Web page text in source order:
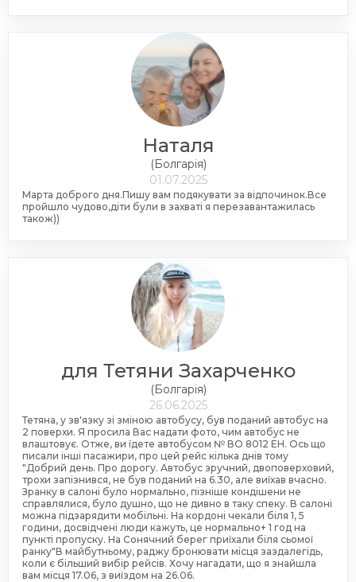
Наталя
(Болгарія)
01.07.2025
Марта доброго дня.Пишу вам подякувати за відпочинок.Все
пройшло чудово,діти були в захваті я перезавантажилась
також))
для Тетяни Захарченко
(Болгарія)
26.06.2025
Тетяна, у зв'язку зі зміною автобусу, був поданий автобус на
2 поверхи. Я просила Вас надати фото, чим автобус не
влаштовує. Отже, ви їдете автобусом № ВО 8012 ЕН. Ось що
писали інші пасажири, про цей рейс кілька днів тому
"Добрий день. Про дорогу. Автобус зручний, двоповерховий,
трохи запізнився, не був поданий на 6.30, але виїхав вчасно.
Зранку в салоні було нормально, пізніше кондішени не
справлялися, було душно, що не дивно в таку спеку. В салоні
можна підзарядити мобільні. На кордоні чекали біля 1, 5
години, досвідчені люди кажуть, це нормально+ 1 год на
пункті пропуску. На Сонячний берег приїхали біля сьомої
ранку"В майбутньому, раджу бронювати місця заздалегідь,
коли є більший вибір рейсів. Хочу нагадати, що я знайшла
вам місця 17.06, з виїздом на 26.06.